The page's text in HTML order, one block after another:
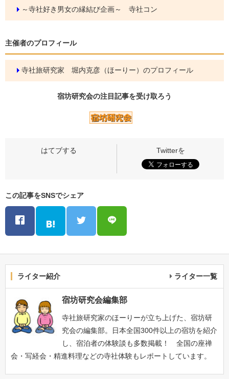
～寺社好き男女の縁結び企画～ 寺社コン
主催者のプロフィール
寺社旅研究家 堀内克彦（ほーりー）のプロフィール
宿坊研究会の注目記事を受け取ろう
この記事をSNSでシェア
ライター紹介 ライター一覧
宿坊研究会編集部
寺社旅研究家のほーりーが立ち上げた、宿坊研
究会の編集部。日本全国300件以上の宿坊を紹介
し、宿泊者の体験談も多数掲載！ 全国の座禅
会・写経会・精進料理などの寺社体験もレポートしています。